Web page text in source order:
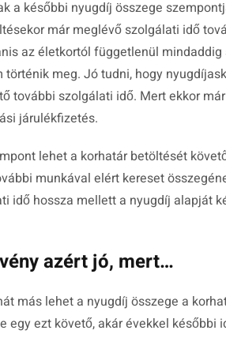
a későbbi nyugdíj összege
már meglévő szolgálati idő
az életkortól függetlenül
meg. Jó tudni, hogy
további szolgálati idő. Mert ekkor
járulékfizetés.
lehet a korhatár betöltését
munkával elért kereset
idő hossza mellett a nyugdíj alapját
azért jó, mert…
más lehet a nyugdíj összege a
egy ezt követő, akár évekkel későbbi